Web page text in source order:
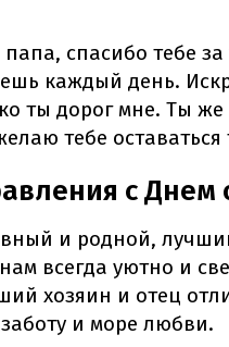
спасибо тебе
каждый день.
ты дорог мне. Ты
тебе оставаться
с Днем
и родной,
всегда уютно и
хозяин и отец
и море любви.